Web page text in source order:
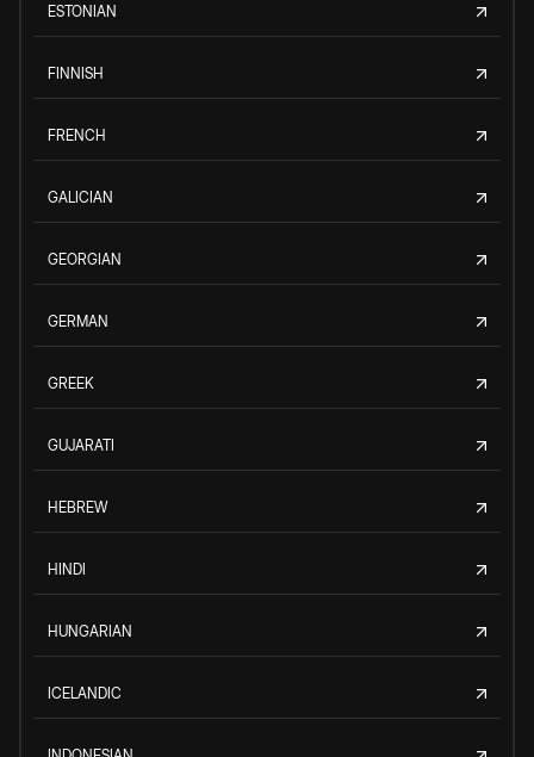
ESTONIAN
FINNISH
FRENCH
GALICIAN
GEORGIAN
GERMAN
GREEK
GUJARATI
HEBREW
HINDI
HUNGARIAN
ICELANDIC